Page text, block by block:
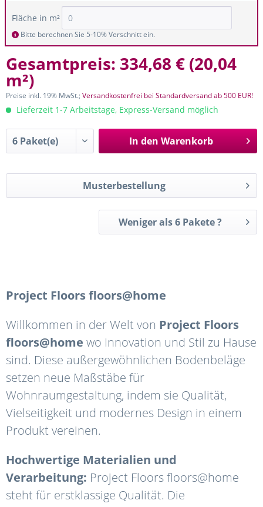
Fläche in m²
Bitte berechnen Sie 5-10% Verschnitt ein.
Gesamtpreis: 334,68 € (20,04
m²)
Preise inkl. 19% MwSt.;Versandkostenfrei bei Standardversand ab 500 EUR!
Lieferzeit 1-7 Arbeitstage, Express-Versand möglich
In den Warenkorb
Musterbestellung
Weniger als 6 Pakete ?
Project Floors floors@home
Willkommen in der Welt von Project Floors
floors@home wo Innovation und Stil zu Hause
sind. Diese außergewöhnlichen Bodenbeläge
setzen neue Maßstäbe für
Wohnraumgestaltung, indem sie Qualität,
Vielseitigkeit und modernes Design in einem
Produkt vereinen.
Hochwertige Materialien und
Verarbeitung: Project Floors floors@home
steht für erstklassige Qualität. Die